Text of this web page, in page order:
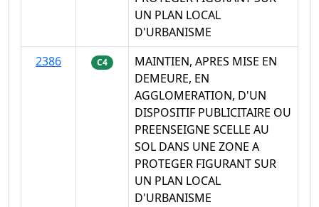
UN PLAN LOCAL
D'URBANISME
2386
C4
MAINTIEN, APRES MISE EN
DEMEURE, EN
AGGLOMERATION, D'UN
DISPOSITIF PUBLICITAIRE OU
PREENSEIGNE SCELLE AU
SOL DANS UNE ZONE A
PROTEGER FIGURANT SUR
UN PLAN LOCAL
D'URBANISME